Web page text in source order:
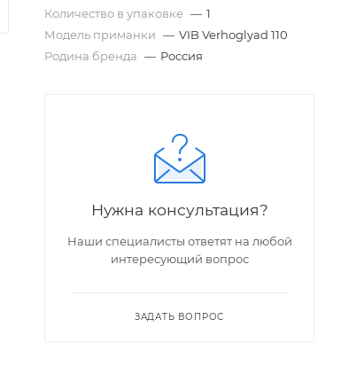
Количество в упаковке — 1
Модель приманки — VIB Verhoglyad 110
Родина бренда — Россия
Нужна консультация?
Наши специалисты ответят на любой
интересующий вопрос
ЗАДАТЬ ВОПРОС